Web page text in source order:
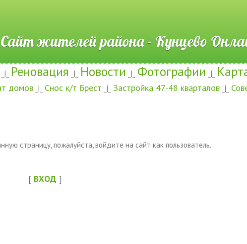
жителей района - Кунцево
_|_ Реновация _|_ Новости _|_ Фотографии _|_
домов _|_ Снос к/т Брест _|_ Застройка 47-48 кварталов _|_
страницу, пожалуйста, войдите на сайт как пользователь.
[ ВХОД ]